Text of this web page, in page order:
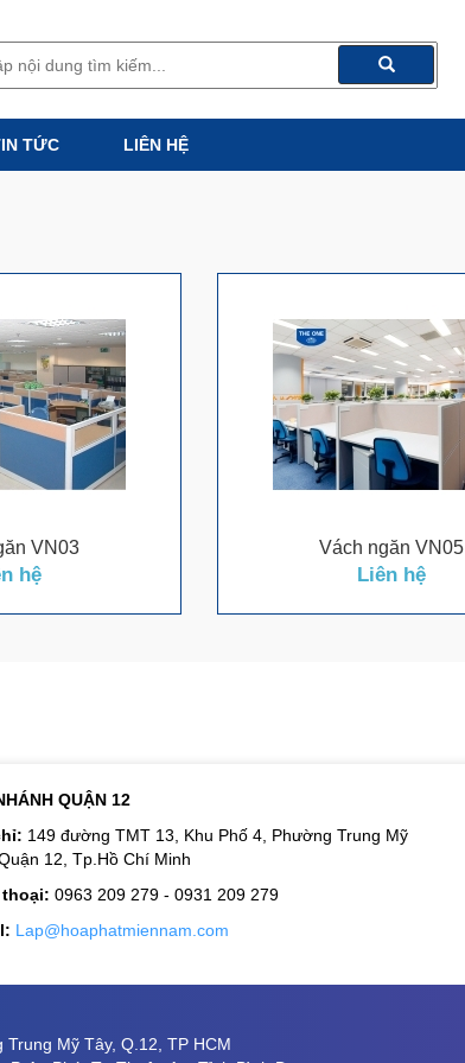
TỨC LIÊN HỆ
VN03
hệ
Vách ngăn VN05
Liên hệ
QUẬN 12
149 đường TMT 13, Khu Phố 4, Phường Trung Mỹ
12, Tp.Hồ Chí Minh
thoại:0963 209 279 - 0931 209 279
Lap@hoaphatmiennam.com
Mỹ Tây, Q.12, TP HCM